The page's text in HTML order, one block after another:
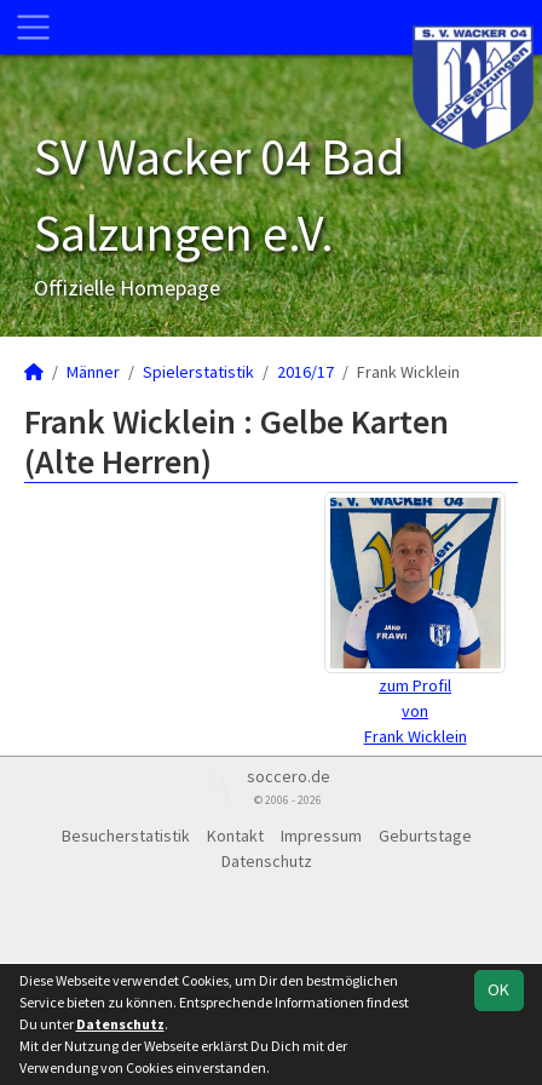
SV Wacker 04 Bad
Salzungen e.V.
Offizielle Homepage
Männer Spielerstatistik 2016/17 Frank Wicklein
Frank Wicklein : Gelbe Karten
(Alte Herren)
zum Profil
von
Frank Wicklein
soccero.de
© 2006 - 2026
Besucherstatistik Kontakt Impressum
Geburtstage
Datenschutz
OK
Diese Webseite verwendet Cookies, um Dir den bestmöglichen
Service bieten zu können. Entsprechende Informationen findest
Du unter Datenschutz.
Mit der Nutzung der Webseite erklärst Du Dich mit der
Verwendung von Cookies einverstanden.